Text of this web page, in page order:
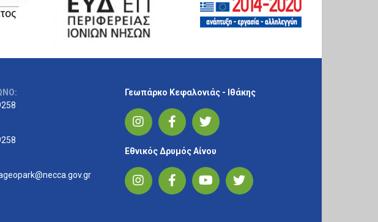
Γεωπάρκο Κεφαλονιάς - Ιθάκης
Εθνικός Δρυμός Αίνου